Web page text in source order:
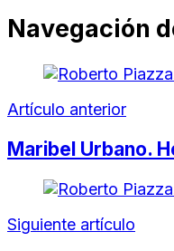
Navegación
Artículo anterior
Maribel Urbano.
Siguiente artículo